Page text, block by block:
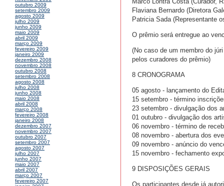
outubro 2009
setembro 2009
agosto 2009
julho 2009
junho 2009
maio 2009
abril 2009
março 2009
fevereiro 2009
janeiro 2009
dezembro 2008
novembro 2008
outubro 2008
setembro 2008
agosto 2008
julho 2008
junho 2008
maio 2008
abril 2008
março 2008
fevereiro 2008
janeiro 2008
dezembro 2007
novembro 2007
outubro 2007
setembro 2007
agosto 2007
julho 2007
junho 2007
maio 2007
abril 2007
março 2007
fevereiro 2007
Flaviana Bernardo (Diretora
Patricia Sada (Representante
O prêmio será entregue ao
(No caso de um membro do
pelos curadores do prêmio)
8 CRONOGRAMA
05 agosto - lançamento do
15 setembro - término
23 setembro - divulgação dos
01 outubro - divulgação dos
06 novembro - término de
08 novembro - abertura dos
09 novembro - anúncio do
15 novembro - fechamento
9 DISPOSIÇÕES GERAIS
Os participantes desde já